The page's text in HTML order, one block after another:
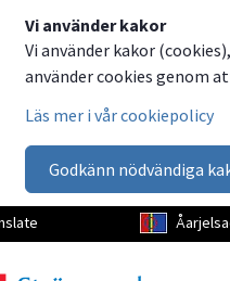
Vi använder kakor
Vi använder kakor
använder cookies genom
Läs mer i vår cookiepolicy
Godkänn nödvändiga